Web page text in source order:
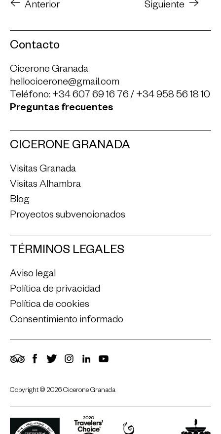
Anterior Siguiente
Contacto
Cicerone Granada
hellocicerone@gmail.com
Teléfono: +34 607 69 16 76/ +34 958 56 18 10
Preguntas frecuentes
CICERONE GRANADA
Visitas Granada
Visitas Alhambra
Blog
Proyectos subvencionados
TÉRMINOS LEGALES
Aviso legal
Política de privacidad
Política de cookies
Consentimiento informado
TripAdvisor
Facebook
TwitterInstagram
LinkedIn
Copyright © 2026 Cicerone Granada